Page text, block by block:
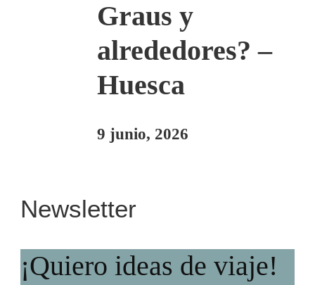
Graus y
alrededores? –
Huesca
9 junio, 2026
Newsletter
¡Quiero ideas de viaje!